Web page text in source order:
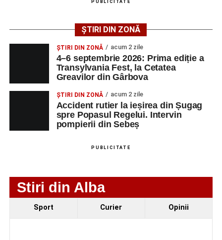
LMV
TELEFON/E-
Technology Srl
OPERATOR LA
MASINI-UNELTE
CU COMANDA
NUMERICA
1 0752826367
Ultimele știri din Sebeș
PUBLICITATE
ȘTIRI DIN ZONĂ
ȘTIRI DIN ZONĂ acum 2 zile
4–6 septembrie 2026: Prima ediție a
Transylvania Fest, la Cetatea
Greavilor din Gârbova
ȘTIRI DIN ZONĂ acum 2 zile
Accident rutier la ieșirea din Șugag
spre Popasul Regelui. Intervin
pompierii din Sebeș
PUBLICITATE
Stiri din Alba
Sport Curier Opinii